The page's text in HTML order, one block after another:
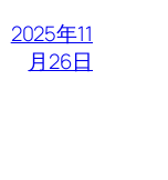
2025年11
月26日